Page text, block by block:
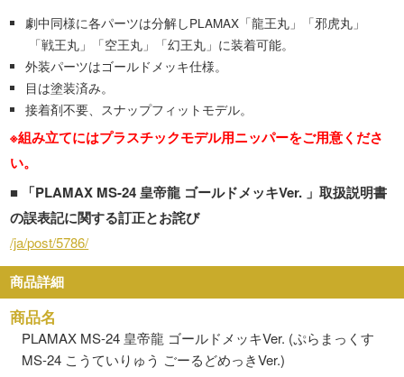
劇中同様に各パーツは分解しPLAMAX「龍王丸」「邪虎丸」
「戦王丸」「空王丸」「幻王丸」に装着可能。
外装パーツはゴールドメッキ仕様。
目は塗装済み。
接着剤不要、スナップフィットモデル。
※組み立てにはプラスチックモデル用ニッパーをご用意くださ
い。
■
「PLAMAX MS-24 皇帝龍 ゴールドメッキVer. 」取扱説明書
の誤表記に関する訂正とお詫び
/ja/post/5786/
商品詳細
商品名
PLAMAX MS-24 皇帝龍 ゴールドメッキVer. (ぷらまっくす
MS-24 こうていりゅう ごーるどめっきVer.)